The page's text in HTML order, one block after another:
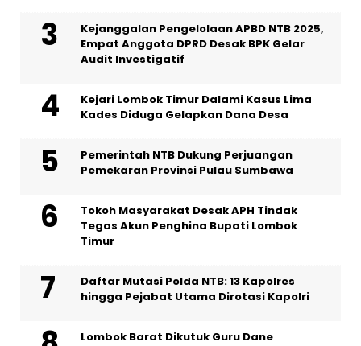
Kejanggalan Pengelolaan APBD NTB 2025,
Empat Anggota DPRD Desak BPK Gelar
Audit Investigatif
Kejari Lombok Timur Dalami Kasus Lima
Kades Diduga Gelapkan Dana Desa
Pemerintah NTB Dukung Perjuangan
Pemekaran Provinsi Pulau Sumbawa
Tokoh Masyarakat Desak APH Tindak
Tegas Akun Penghina Bupati Lombok
Timur
Daftar Mutasi Polda NTB: 13 Kapolres
hingga Pejabat Utama Dirotasi Kapolri
Lombok Barat Dikutuk Guru Dane